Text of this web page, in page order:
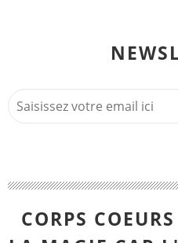
CORPS